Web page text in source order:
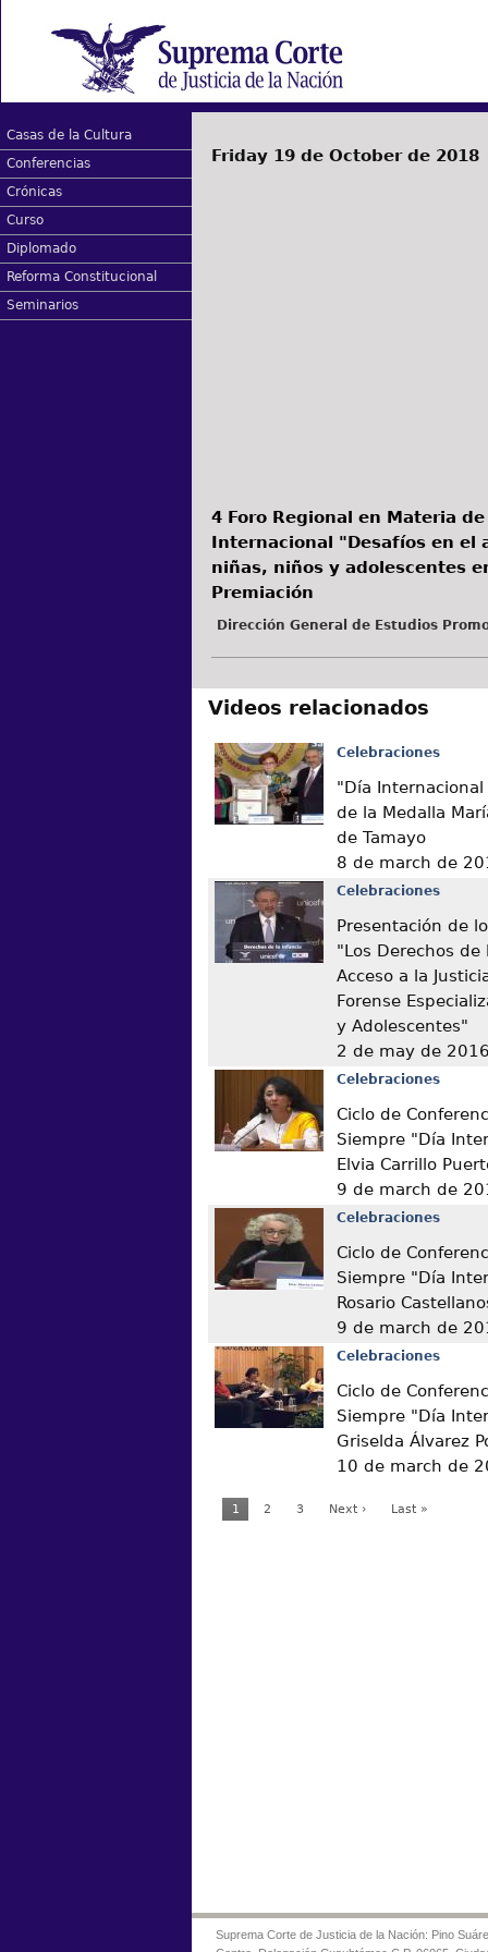
Casas de la Cultura
Conferencias
Crónicas
Curso
Diplomado
Reforma Constitucional
Seminarios
Friday 19 de October de 2018
4 Foro Regional en Materia
Internacional "Desafíos en el
niñas, niños y adolescentes
Premiación
Dirección General de Estudios
Videos relacionados
Celebraciones
"Día
de la Medalla
de Tamayo
8 de march de
Celebraciones
Presentación de
"Los Derechos
Acceso a la
Forense
y Adolescentes"
2 de may de
Celebraciones
Ciclo de
Siempre "Día
Elvia Carrillo
9 de march de
Celebraciones
Ciclo de
Siempre "Día
Rosario
9 de march de
Celebraciones
Ciclo de
Siempre "Día
Griselda Álvarez
10 de march de
1 2 3 Next › Last »
Suprema Corte de Justicia de la Nación: Pino